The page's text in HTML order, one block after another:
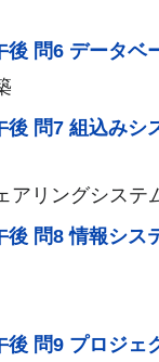
後 問6 データベ
後 問7 組込みシ
アリングシステ
後 問8 情報シス
後 問9 プロジェ